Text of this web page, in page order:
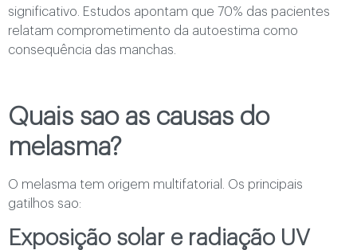
significativo. Estudos apontam que 70% das pacientes
relatam comprometimento da autoestima como
consequência das manchas.
Quais sao as causas do
melasma?
O melasma tem origem multifatorial. Os principais
gatilhos sao:
Exposição solar e radiação UV